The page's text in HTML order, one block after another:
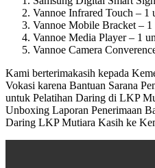
Vannoe Infrared Touch – 1
Vannoe Mobile Bracket – 1
Vannoe Media Player – 1
Vannoe Camera
Kami berterimakasih kepada
Vokasi karena Bantuan Sarana
untuk Pelatihan Daring di LKP
Unboxing Laporan Penerimaan
Daring LKP Mutiara Kasih ke